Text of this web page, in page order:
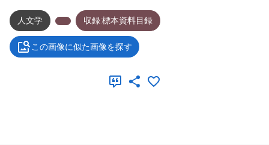
人文学 収録:標本資料目録
この画像に似た画像を探す